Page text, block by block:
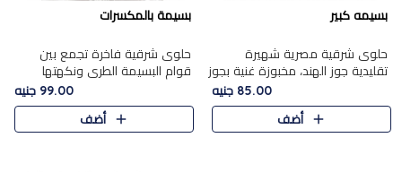
بسيمه كبير
حلوى شرقية مصرية شهيرة
تقليدية جوز الهند، مخبوزة غنية بجوز
الهند، بلمسه ذهبية وتتميز بقوامها
المرمل وطعمها اللذيذ الذي يشبه
البسبوسة. تُخبز..
85.00 جنيه
أضف
بسيمة بالمكسرات
حلوى شرقية فاخرة تجمع بين
قوام البسيمة الطري ونكهتها
الغنية، مزينة بتشكيلة مختارة من
اللوز والبندق والمكسرات الفاخرة.
مزيج متوازن من القوام ..
99.00 جنيه
أضف